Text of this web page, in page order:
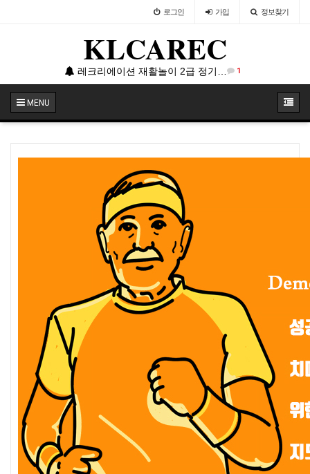
로그인 가입 정보찾기
KLCAREC
1
레크리에이션 재활놀이 2급 정기지도자 양성교육입니다.
MENU